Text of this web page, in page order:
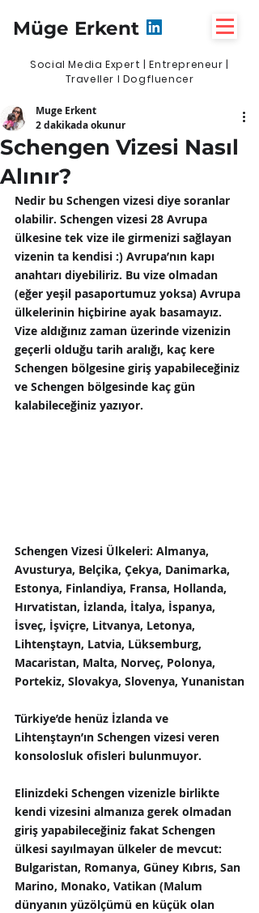
Müge Erkent
Social Media Expert | Entrepreneur |
Traveller I Dogfluencer
Schengen Vizesi Nasıl
Alınır?
Muge Erkent
2 dakikada okunur
Nedir bu Schengen vizesi diye soranlar
olabilir. Schengen vizesi 28 Avrupa
ülkesine tek vize ile girmenizi sağlayan
vizenin ta kendisi :) Avrupa’nın kapı
anahtarı diyebiliriz. Bu vize olmadan
(eğer yeşil pasaportumuz yoksa) Avrupa
ülkelerinin hiçbirine ayak basamayız.
Vize aldığınız zaman üzerinde vizenizin
geçerli olduğu tarih aralığı, kaç kere
Schengen bölgesine giriş yapabileceğiniz
ve Schengen bölgesinde kaç gün
kalabileceğiniz yazıyor.
Schengen Vizesi Ülkeleri: Almanya,
Avusturya, Belçika, Çekya, Danimarka,
Estonya, Finlandiya, Fransa, Hollanda,
Hırvatistan, İzlanda, İtalya, İspanya,
İsveç, İşviçre, Litvanya, Letonya,
Lihtenştayn, Latvia, Lüksemburg,
Macaristan, Malta, Norveç, Polonya,
Portekiz, Slovakya, Slovenya, Yunanistan
Türkiye’de henüz İzlanda ve
Lihtenştayn’ın Schengen vizesi veren
konsolosluk ofisleri bulunmuyor.
Elinizdeki Schengen vizenizle birlikte
kendi vizesini almanıza gerek olmadan
giriş yapabileceğiniz fakat Schengen
ülkesi sayılmayan ülkeler de mevcut:
Bulgaristan, Romanya, Güney Kıbrıs, San
Marino, Monako, Vatikan (Malum
dünyanın yüzölçümü en küçük olan